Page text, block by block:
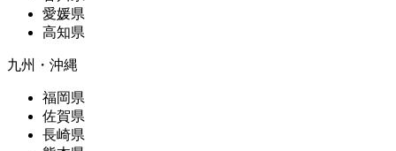
愛媛県
高知県
九州・沖縄
福岡県
佐賀県
長崎県